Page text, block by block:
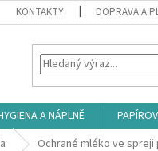
KONTAKTY DOPRAVA A
A NÁPLNĚ
Ochrané mléko ve spreji